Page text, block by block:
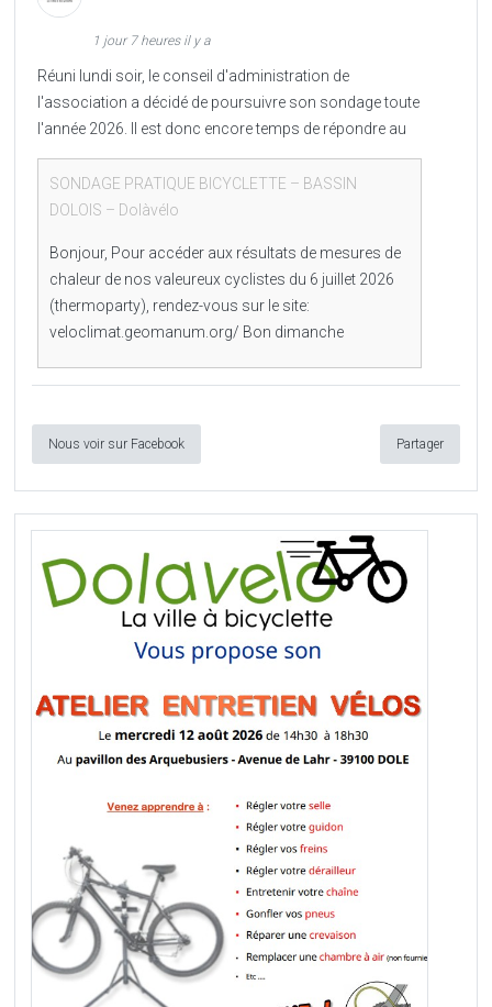
1 jour 7 heures il y a
Réuni lundi soir, le conseil d'administration de
l'association a décidé de poursuivre son sondage toute
l'année 2026. Il est donc encore temps de répondre au
SONDAGE PRATIQUE BICYCLETTE – BASSIN
DOLOIS – Dolàvélo
Bonjour, Pour accéder aux résultats de mesures de
chaleur de nos valeureux cyclistes du 6 juillet 2026
(thermoparty), rendez-vous sur le site:
veloclimat.geomanum.org/ Bon dimanche
Nous voir sur Facebook Partager